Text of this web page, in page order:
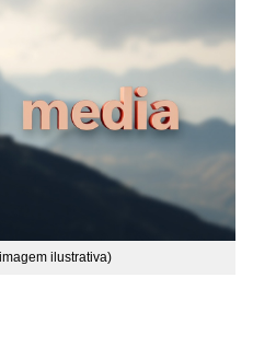
ilustrativa)